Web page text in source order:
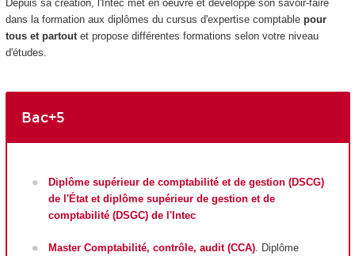
Depuis sa création, l'Intec met en oeuvre et développe son savoir-faire
dans la formation aux diplômes du cursus d'expertise comptable pour
tous et partoutet propose différentes formations selon votre niveau
d'études.
Bac+5
Diplôme supérieur de comptabilité et de gestion (DSCG)
de l'État et diplôme supérieur de gestion et de
comptabilité (DSGC) de l'Intec
Master Comptabilité, contrôle, audit (CCA). Diplôme